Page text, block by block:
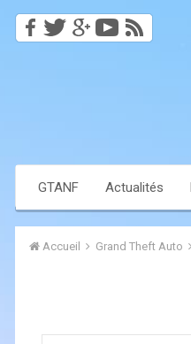
GTANF Actualités
Accueil Grand Theft Auto